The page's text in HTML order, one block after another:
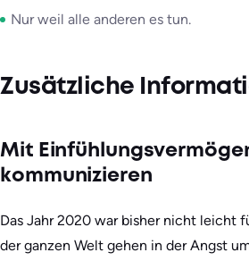
Nur weil alle anderen es tun.
Zusätzliche
Mit
kommunizieren
Das Jahr 2020 war bisher nicht leicht
der ganzen Welt gehen in der Angst